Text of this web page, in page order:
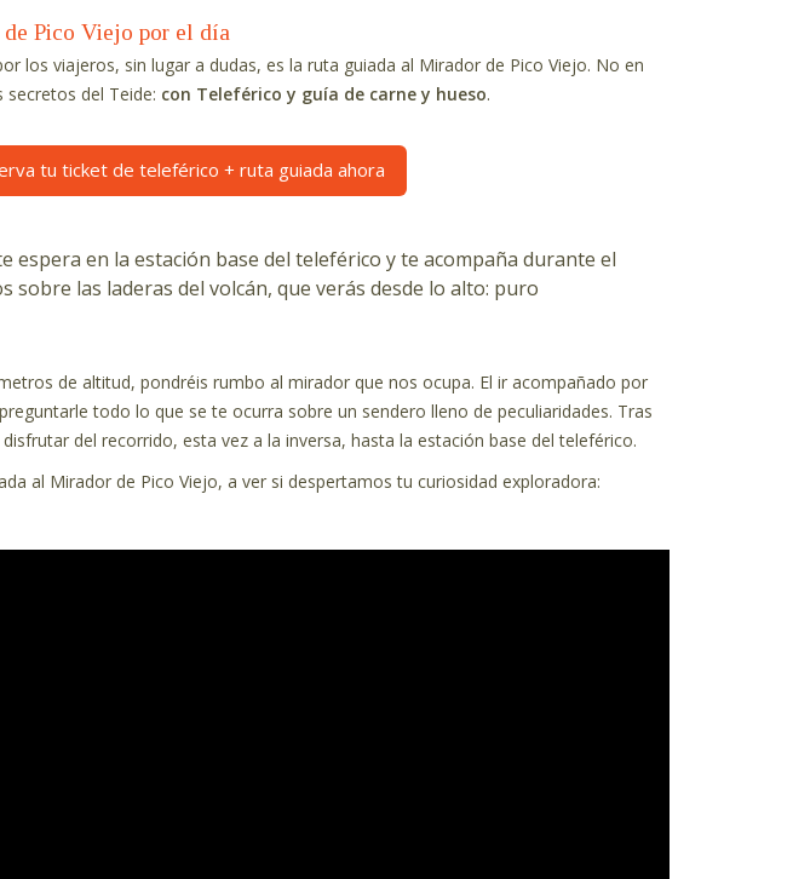
Pico Viejo por el día
los viajeros, sin lugar a dudas, es la ruta guiada al Mirador de Pico Viejo. No en
del Teide: con Teleférico y guía de carne y hueso.
tu ticket de teleférico + ruta guiada ahora
espera en la estación base del teleférico y te acompaña durante el
sobre las laderas del volcán, que verás desde lo alto: puro
de altitud, pondréis rumbo al mirador que nos ocupa. El ir acompañado por
todo lo que se te ocurra sobre un sendero lleno de peculiaridades. Tras
del recorrido, esta vez a la inversa, hasta la estación base del teleférico.
al Mirador de Pico Viejo, a ver si despertamos tu curiosidad exploradora: